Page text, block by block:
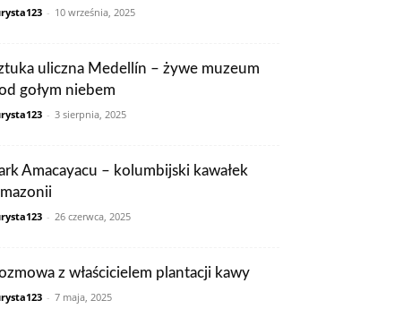
- 10 września, 2025
uliczna Medellín – żywe muzeum
gołym niebem
- 3 sierpnia, 2025
Amacayacu – kolumbijski kawałek
- 26 czerwca, 2025
z właścicielem plantacji kawy
- 7 maja, 2025